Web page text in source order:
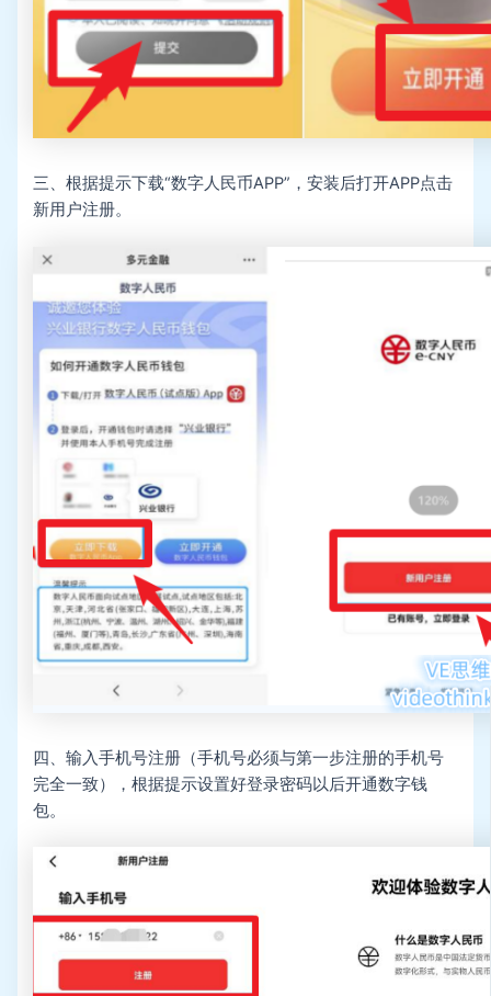
三、根据提示下载“数字人民币APP”，安装后打开APP点击
新用户注册。
四、输入手机号注册（手机号必须与第一步注册的手机号
完全一致），根据提示设置好登录密码以后开通数字钱
包。